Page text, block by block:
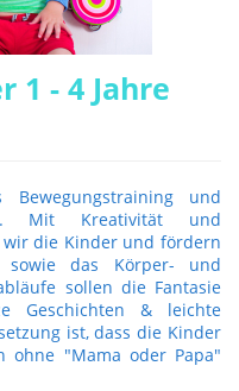
1 - 4 Jahre
und
Mit Kreativität und
die Kinder und fördern
sowie das Körper- und
sollen die Fantasie
Geschichten & leichte
ist, dass die Kinder
ohne "Mama oder Papa"